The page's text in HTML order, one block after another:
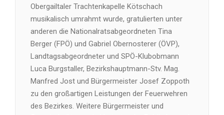
Obergailtaler Trachtenkapelle Kötschach
musikalisch umrahmt wurde, gratulierten unter
anderen die Nationalratsabgeordneten Tina
Berger (FPÖ) und Gabriel Obernosterer (ÖVP),
Landtagsabgeordneter und SPÖ-Klubobmann
Luca Burgstaller, Bezirkshauptmann-Stv. Mag.
Manfred Jost und Bürgermeister Josef Zoppoth
zu den großartigen Leistungen der Feuerwehren
des Bezirkes. Weitere Bürgermeister und